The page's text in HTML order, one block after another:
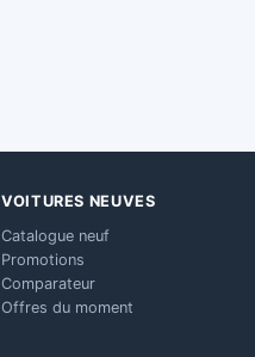
VOITURES NEUVES
Catalogue neuf
Promotions
Comparateur
Offres du moment